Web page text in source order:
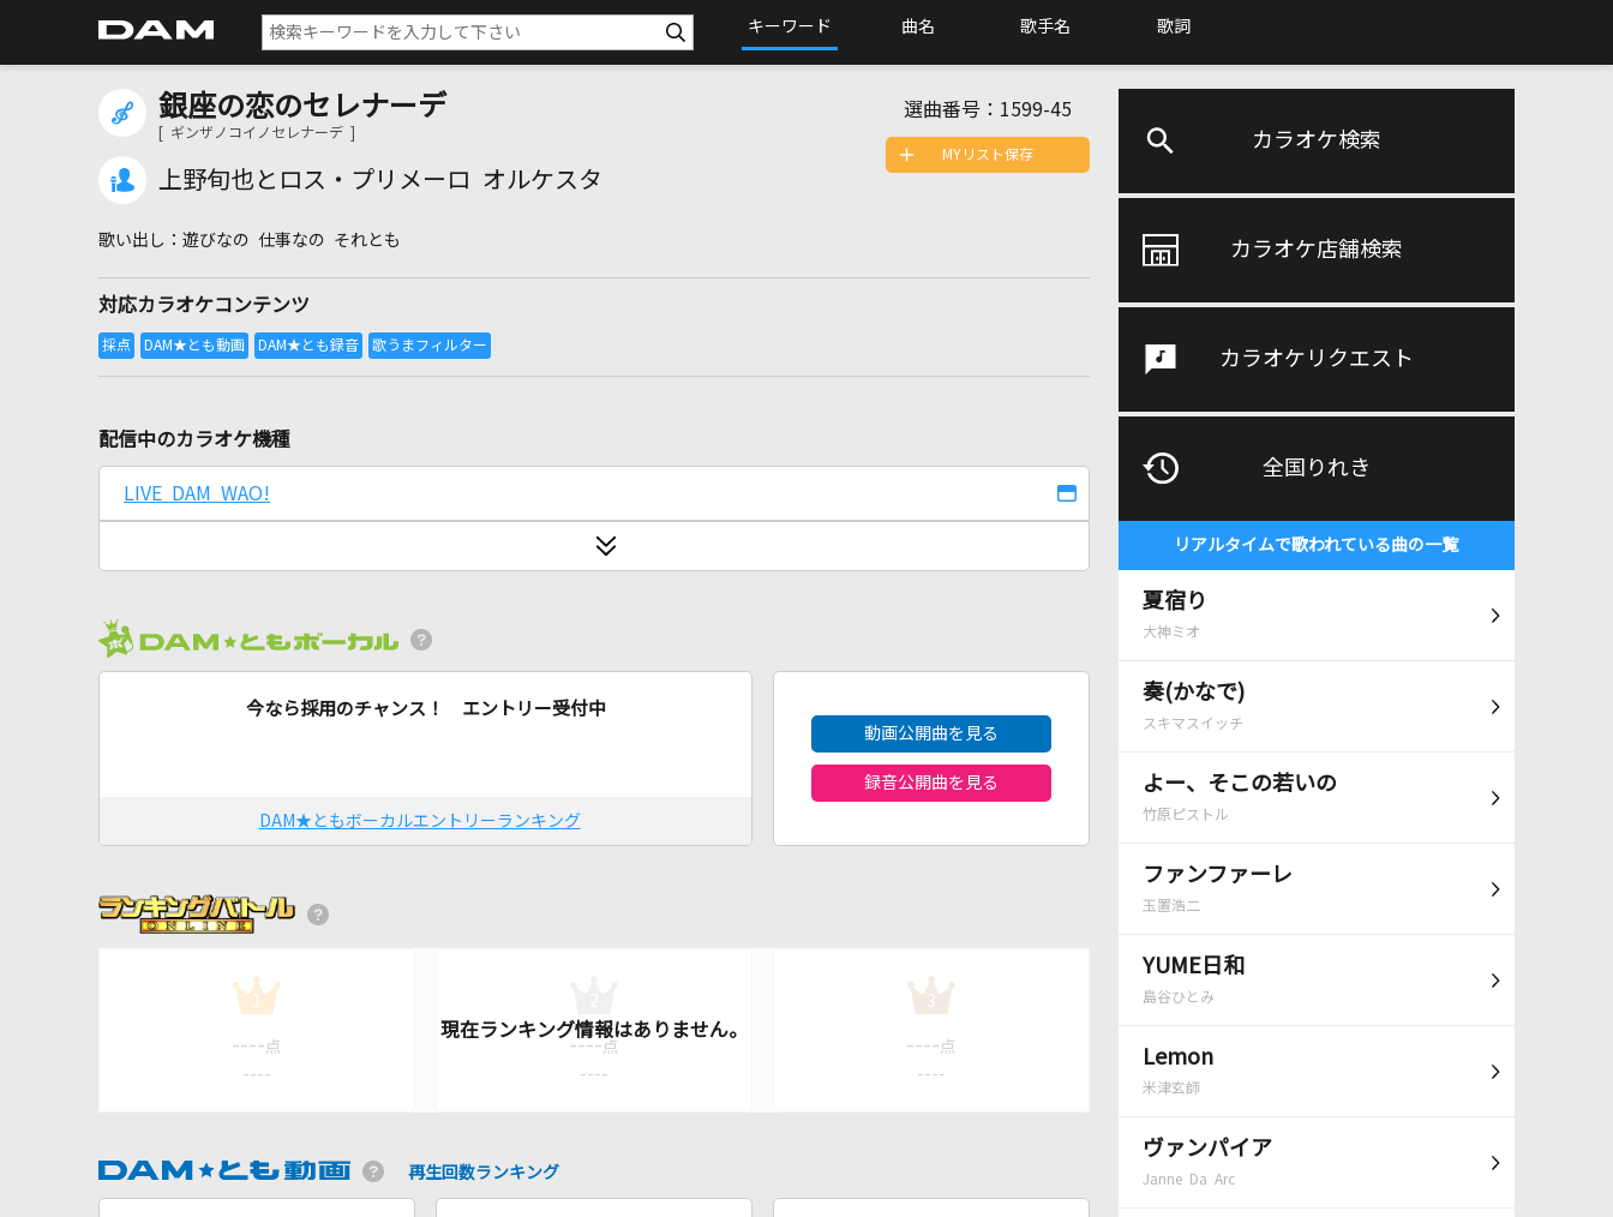
キーワード 曲名 歌手名 歌詞
カラオケ検索
カラオケ店舗検索
カラオケリクエスト
全国りれき
リアルタイムで歌われている曲の一覧
夏宿り
大神ミオ
奏(かなで)
スキマスイッチ
よー、そこの若いの
竹原ピストル
ファンファーレ
玉置浩二
YUME日和
島谷ひとみ
Lemon
米津玄師
ヴァンパイア
Janne Da Arc
銀座の恋のセレナーデ
[ ギンザノコイノセレナーデ ]
上野旬也とロス・プリメーロ オルケスタ
選曲番号： 1599-45
遊びなの 仕事なの それとも
対応カラオケコンテンツ
MYリスト保存
配信中のカラオケ機種
LIVE DAM WAO!
今なら採用のチャンス！ エントリー受付中
DAM★ともボーカルエントリーランキング
動画公開曲を見る
録音公開曲を見る
1
---- 点
----
---- 点
----
3
---- 点
----
再生回数ランキング